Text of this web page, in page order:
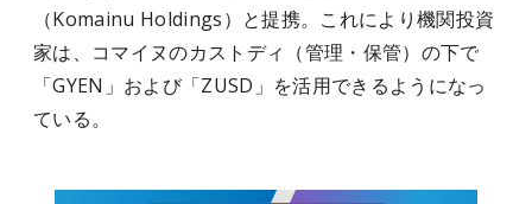
（Komainu Holdings）と提携。これにより機関投資
家は、コマイヌのカストディ（管理・保管）の下で
「GYEN」および「ZUSD」を活用できるようになっ
ている。